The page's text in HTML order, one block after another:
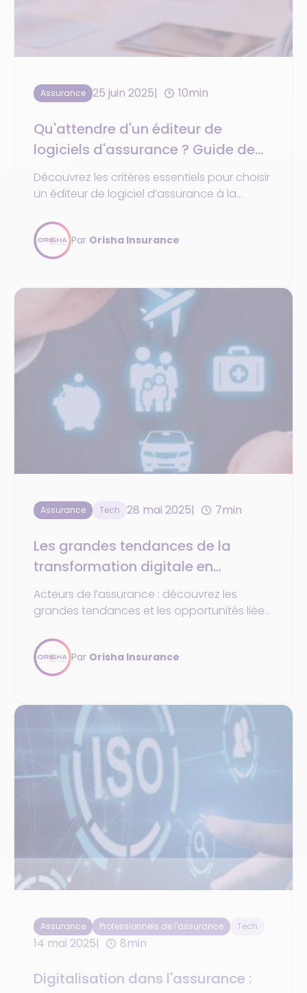
Assurance 25 juin 2025 10min
Qu'attendre d'un éditeur de
logiciels d'assurance ? Guide de
choix
Découvrez les critères essentiels pour choisir
un éditeur de logiciel d’assurance à la
Par Orisha Insurance
Assurance Tech 28 mai 2025 7min
Les grandes tendances de la
transformation digitale en
assurance
Acteurs de l’assurance : découvrez les
grandes tendances et les opportunités liées
Par Orisha Insurance
Assurance Professionnels de l'assurance Tech
14 mai 2025 8min
Digitalisation dans l'assurance :